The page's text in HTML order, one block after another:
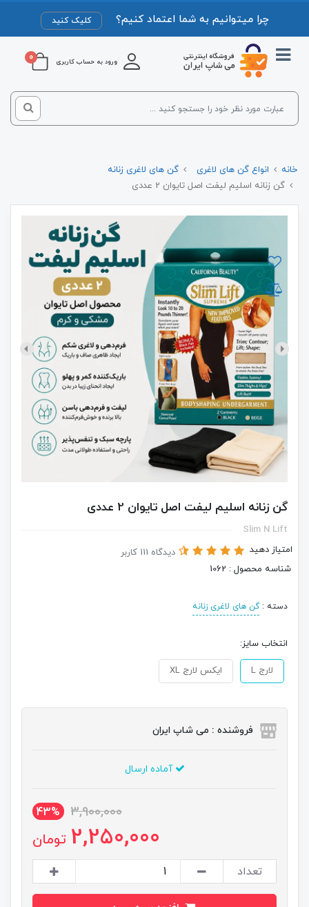
چرا میتوانیم به شما اعتماد کنیم؟ کلیک کنید
ورود به حساب کاربری 0
خانه انواع گن های لاغری
گن های لاغری زنانه
گن زنانه اسلیم لیفت اصل تایوان 2 عددی
گن زنانه اسلیم لیفت اصل تایوان 2 عددی
Slim N Lift
امتیاز دهید
دیدگاه 111 کاربر
شناسه محصول : 1062
دسته :گن های لاغری زنانه
انتخاب سایز:
لارج L ایکس لارج XL
فروشنده : می شاپ ایران
آماده ارسال
3,900,000
43%
2,250,000 تومان
تعداد